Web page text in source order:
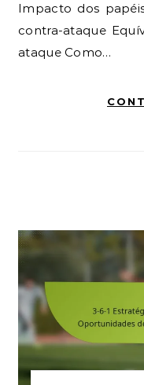
Impacto dos
contra-ataque
ataque Como…